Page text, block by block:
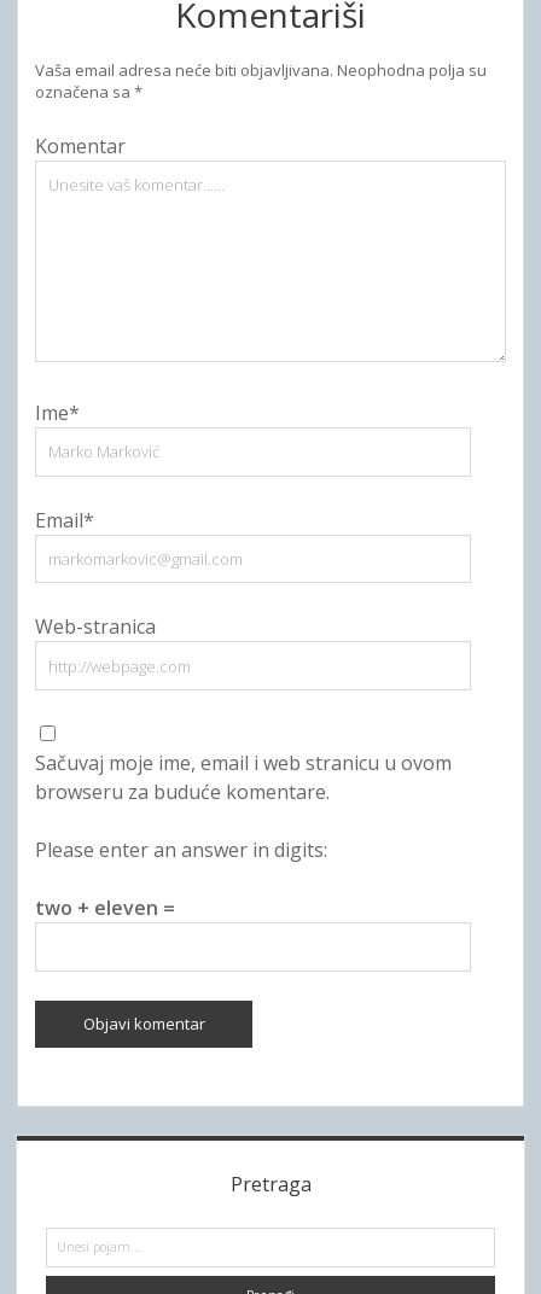
Komentariši
Vaša email adresa neće biti objavljivana. Neophodna polja su
označena sa *
Komentar
Ime*
Email*
Web-stranica
Sačuvaj moje ime, email i web stranicu u ovom
browseru za buduće komentare.
Please enter an answer in digits:
two + eleven =
Pretraga
e